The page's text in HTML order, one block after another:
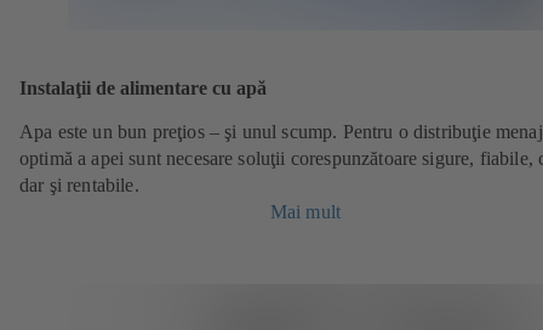
Instalaţii de alimentare cu apă
Apa este un bun preţios – şi unul scump. Pentru o distribuţie
optimă a apei sunt necesare soluţii corespunzătoare sigure, fiabile,
dar şi rentabile.
Mai mult